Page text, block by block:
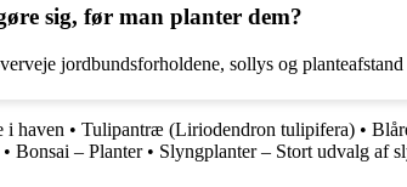
sig, før man planter dem?
jordbundsforholdene, sollys og
i haven • Tulipantræ (Liriodendron tulipifera) •
• Bonsai – Planter• Slyngplanter – Stort udvalg af